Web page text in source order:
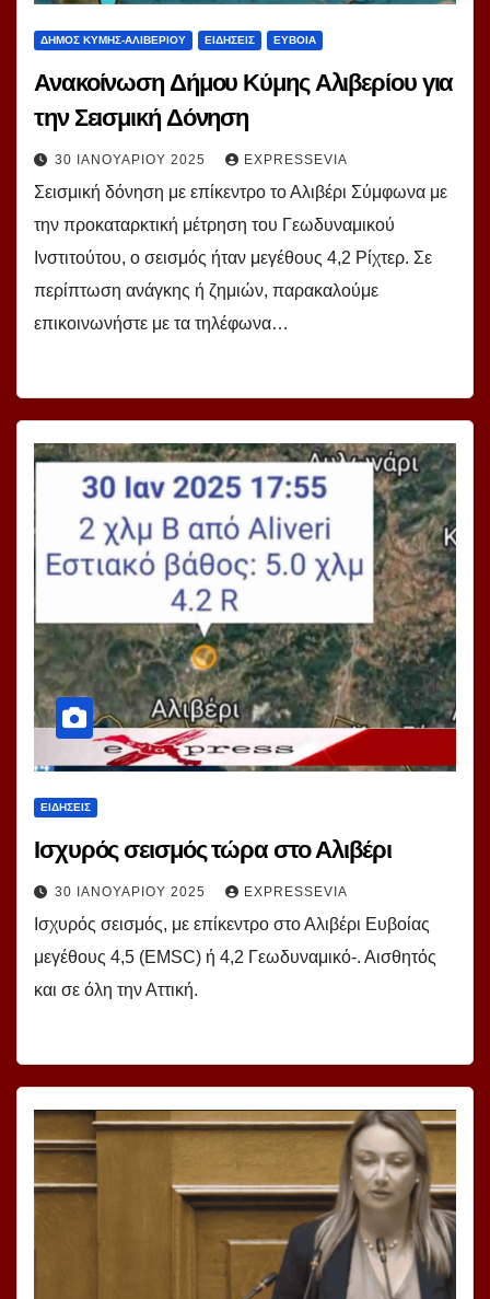
ΔΗΜΟΣ ΚΥΜΗΣ-ΑΛΙΒΕΡΙΟΥ ΕΙΔΗΣΕΙΣ ΕΥΒΟΙΑ
Ανακοίνωση Δήμου Κύμης Αλιβερίου για
την Σεισμική Δόνηση
30 ΙΑΝΟΥΑΡΊΟΥ 2025 EXPRESSEVIA
Σεισμική δόνηση με επίκεντρο το Αλιβέρι Σύμφωνα με
την προκαταρκτική μέτρηση του Γεωδυναμικού
Ινστιτούτου, ο σεισμός ήταν μεγέθους 4,2 Ρίχτερ. Σε
περίπτωση ανάγκης ή ζημιών, παρακαλούμε
επικοινωνήστε με τα τηλέφωνα…
ΕΙΔΗΣΕΙΣ
Ισχυρός σεισμός τώρα στο Αλιβέρι
30 ΙΑΝΟΥΑΡΊΟΥ 2025 EXPRESSEVIA
Ισχυρός σεισμός, με επίκεντρο στο Αλιβέρι Ευβοίας
μεγέθους 4,5 (ΕΜSC) ή 4,2 Γεωδυναμικό-. Αισθητός
και σε όλη την Αττική.